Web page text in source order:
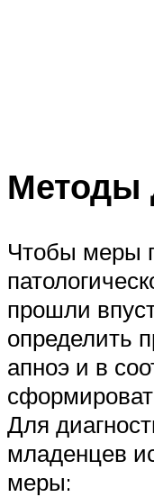
Методы
Чтобы меры
прошли
определить
апноэ и в
Для
младенцев
меры: